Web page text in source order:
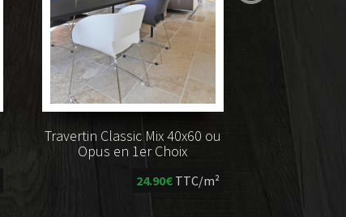
Travertin Classic Mix 40x60 ou
Opus en 1er Choix
24.90€ TTC/m²